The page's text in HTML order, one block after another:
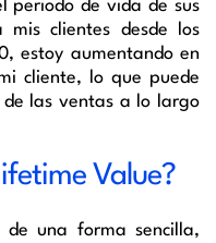
periodo de vida de sus
clientes desde los
estoy aumentando en
cliente, lo que puede
de las ventas a lo largo
Value?
una forma sencilla,